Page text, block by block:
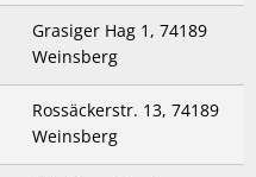
Grasiger Hag 1, 74189
Weinsberg
Rossäckerstr. 13, 74189
Weinsberg